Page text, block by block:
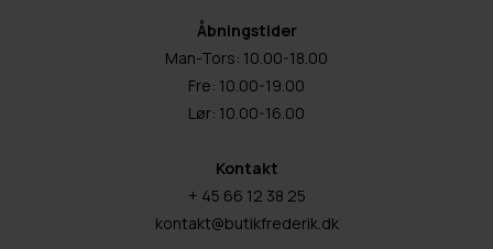
Åbningstider
Man-Tors: 10.00-18.00
Fre: 10.00-19.00
Lør: 10.00-16.00
Kontakt
+ 45 66 12 38 25
kontakt@butikfrederik.dk